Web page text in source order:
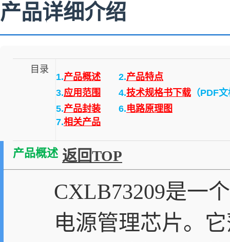
产品详细介绍
目录
1.产品概述 2.产品特点
3.应用范围 4.技术规格书下载 （PDF
5.产品封装 6.电路原理图
7.相关产品
产品概述 返回TOP
CXLB73209是一
电源管理芯片。